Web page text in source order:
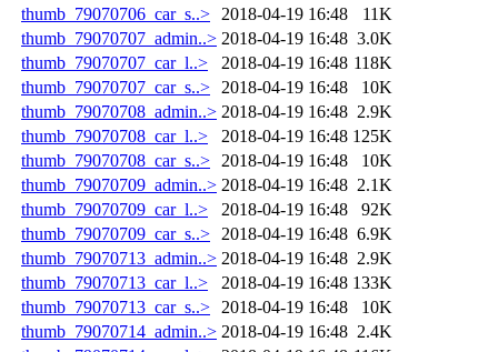
thumb_79070706_car_s..>
2018-04-19 16:48
11K
thumb_79070707_admin..> 2018-04-19 16:48 3.0K
thumb_79070707_car_l..>
2018-04-19 16:48 118K
thumb_79070707_car_s..>
2018-04-19 16:48
10K
thumb_79070708_admin..> 2018-04-19 16:48 2.9K
thumb_79070708_car_l..>
2018-04-19 16:48 125K
thumb_79070708_car_s..>
2018-04-19 16:48
10K
thumb_79070709_admin..> 2018-04-19 16:48 2.1K
thumb_79070709_car_l..>
2018-04-19 16:48
92K
thumb_79070709_car_s..>
2018-04-19 16:48 6.9K
thumb_79070713_admin..> 2018-04-19 16:48 2.9K
thumb_79070713_car_l..>
2018-04-19 16:48 133K
thumb_79070713_car_s..>
2018-04-19 16:48
10K
thumb_79070714_admin..> 2018-04-19 16:48 2.4K